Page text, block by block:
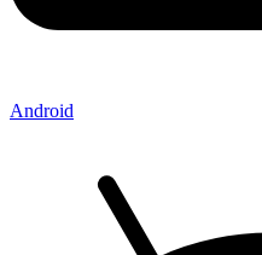
Android